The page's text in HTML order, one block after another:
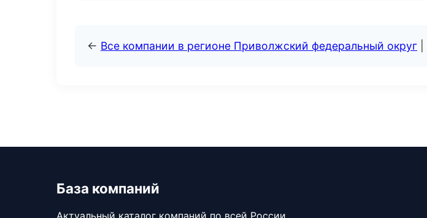
← Все компании в регионе Приволжский федеральный округ
База компаний
Актуальный каталог компаний по всей России